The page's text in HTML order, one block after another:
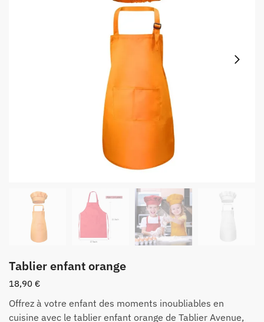
Tablier enfant orange
18,90 €
Offrez à votre enfant des moments inoubliables en
cuisine avec le tablier enfant orange de Tablier Avenue,